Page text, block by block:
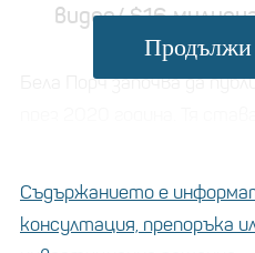
видео/ $16
Бела Порч започва да
и бързо се превръща в
от нея звуци са кратки и
потребители ги
Съдържанието е
консултация, препоръка